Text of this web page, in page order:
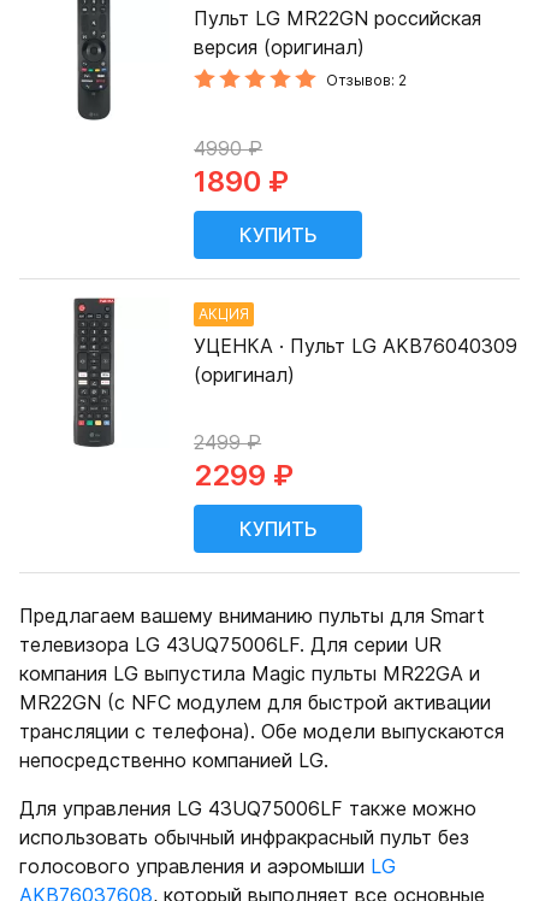
Предлагаем вашему вниманию пульты для Smart
телевизора LG 43UQ75006LF. Для серии UR
компания LG выпустила Magic пульты MR22GA и
MR22GN (с NFC модулем для быстрой активации
трансляции с телефона). Обе модели выпускаются
непосредственно компанией LG.
Для управления LG 43UQ75006LF также можно
использовать обычный инфракрасный пульт без
голосового управления и аэромыши LG
AKB76037608, который выполняет все основные
Пульт LG MR22GN российская
версия (оригинал)
Отзывов: 2
4990 ₽
1890 ₽
АКЦИЯ
УЦЕНКА · Пульт LG AKB76040309
(оригинал)
2499 ₽
2299 ₽